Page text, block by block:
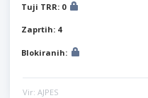
Tuji TRR: 0
Zaprtih: 4
Blokiranih:
Vir: AJPES